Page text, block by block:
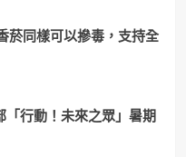
菸同樣可以摻毒，支持全
行動！未來之眾」暑期